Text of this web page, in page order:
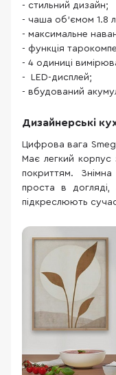
- стильний дизайн;
- чаша об'ємом 1.8
- максимальне
- функція
- 4 одиниці
- LED-дисплей;
- вбудований
Дизайнерські
Цифрова вага Smeg
Має легкий
покриттям.
проста в догляді,
підкреслюють